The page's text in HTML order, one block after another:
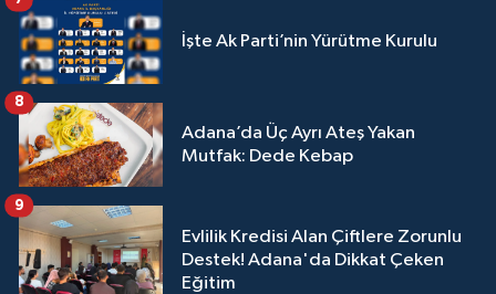
İşte Ak Parti’nin Yürütme Kurulu
Adana’da Üç Ayrı Ateş Yakan
Mutfak: Dede Kebap
8
Evlilik Kredisi Alan Çiftlere Zorunlu
Destek! Adana'da Dikkat Çeken
Eğitim
9